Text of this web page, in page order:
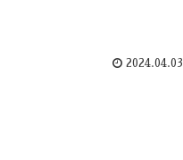
2024.04.03